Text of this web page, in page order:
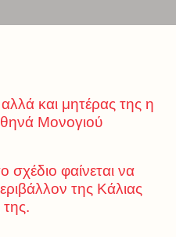
και μητέρας της η
Μονογιού
σχέδιο φαίνεται να
της Κάλιας